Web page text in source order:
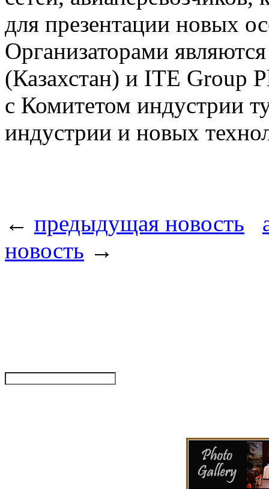
для презентации новых
Организаторами
(Казахстан) и ITE Group
с Комитетом индустрии
индустрии и новых
← предыдущая новость
новость →